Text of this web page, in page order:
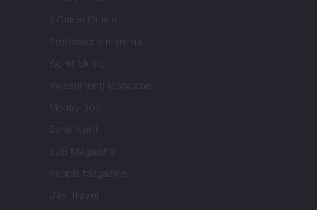
Il Calcio Online
Professione mamma
World Music
Investimenti Magazine
Money 365
Zona Nerd
B2B Magazine
People Magazine
Day Travel